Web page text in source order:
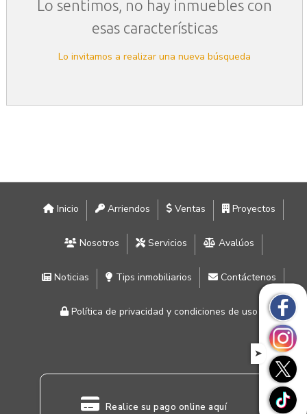
Lo sentimos, no hay inmuebles con
esas características
Lo invitamos a realizar una nueva búsqueda
Inicio Arriendos Ventas Proyectos
Nosotros Servicios Avalúos
Noticias Tips inmobiliarios Contáctenos
Política de privacidad y condiciones de uso
Realice su pago online aquí
➤